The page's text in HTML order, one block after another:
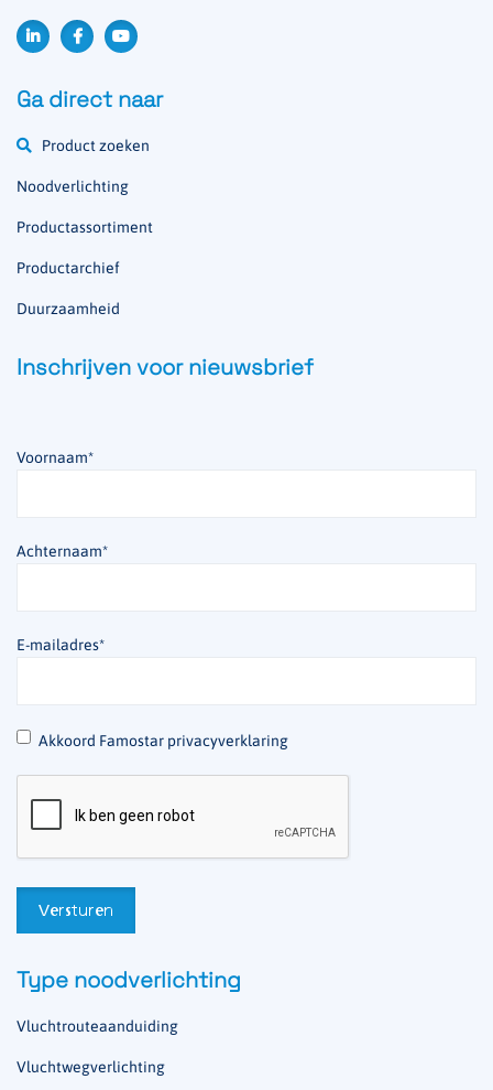
Ga direct naar
Product zoeken
Noodverlichting
Productassortiment
Productarchief
Duurzaamheid
Inschrijven voor nieuwsbrief
Voornaam*
Achternaam*
E-mailadres*
* Akkoord Famostar privacyverklaring
Type noodverlichting
Vluchtrouteaanduiding
Vluchtwegverlichting